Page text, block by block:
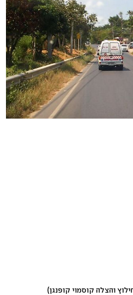
והצלה קוסמוי קופנגן)